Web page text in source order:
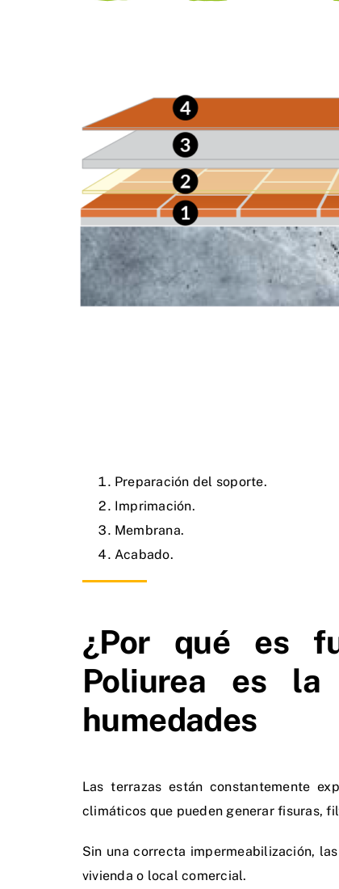
Preparación del soporte.
Imprimación.
Membrana.
Acabado.
¿Por qué es
Poliurea es la
humedades
Las terrazas están constantemente
climáticos que pueden generar fisuras,
Sin una correcta impermeabilización,
vivienda o local comercial.